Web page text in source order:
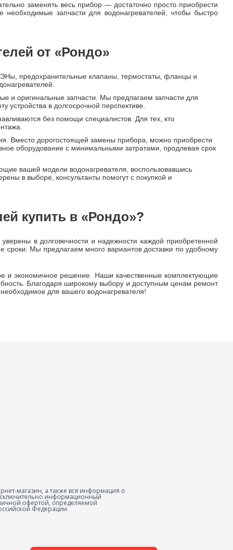
заменять весь прибор — достаточно просто приобрести
запчасти для водонагревателей, чтобы быстро
от «Рондо»
предохранительные клапаны, термостаты, фланцы и
и оригинальные запчасти. Мы предлагаем запчасти для
в долгосрочной перспективе.
без помощи специалистов. Для тех, кто
Вместо дорогостоящей замены прибора, можно приобрести
оборудование с минимальными затратами, продлевая срок
вашей модели водонагревателя, воспользовавшись
в выборе, консультанты помогут с покупкой и
купить в «Рондо»?
в долговечности и надежности каждой приобретенной
Мы предлагаем много вариантов доставки по удобному
и экономичное решение. Наши качественные комплектующие
Благодаря широкому выбору и доступным ценам ремонт
для вашего водонагревателя!
магазин, а также вся информация о
информационный
офертой, определяемой
Федерации.